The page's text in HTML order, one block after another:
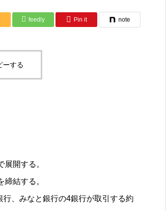
feedly Pin it note
ーする
開する。
結する。
、みなと銀行の4銀行が取引する約